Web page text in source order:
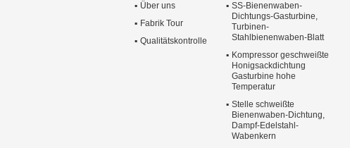
Über uns
Fabrik Tour
Qualitätskontrolle
SS-Bienenwaben-
Dichtungs-Gasturbine,
Turbinen-
Stahlbienenwaben-Blatt
Kompressor geschweißte
Honigsackdichtung
Gasturbine hohe
Temperatur
Stelle schweißte
Bienenwaben-Dichtung,
Dampf-Edelstahl-
Wabenkern